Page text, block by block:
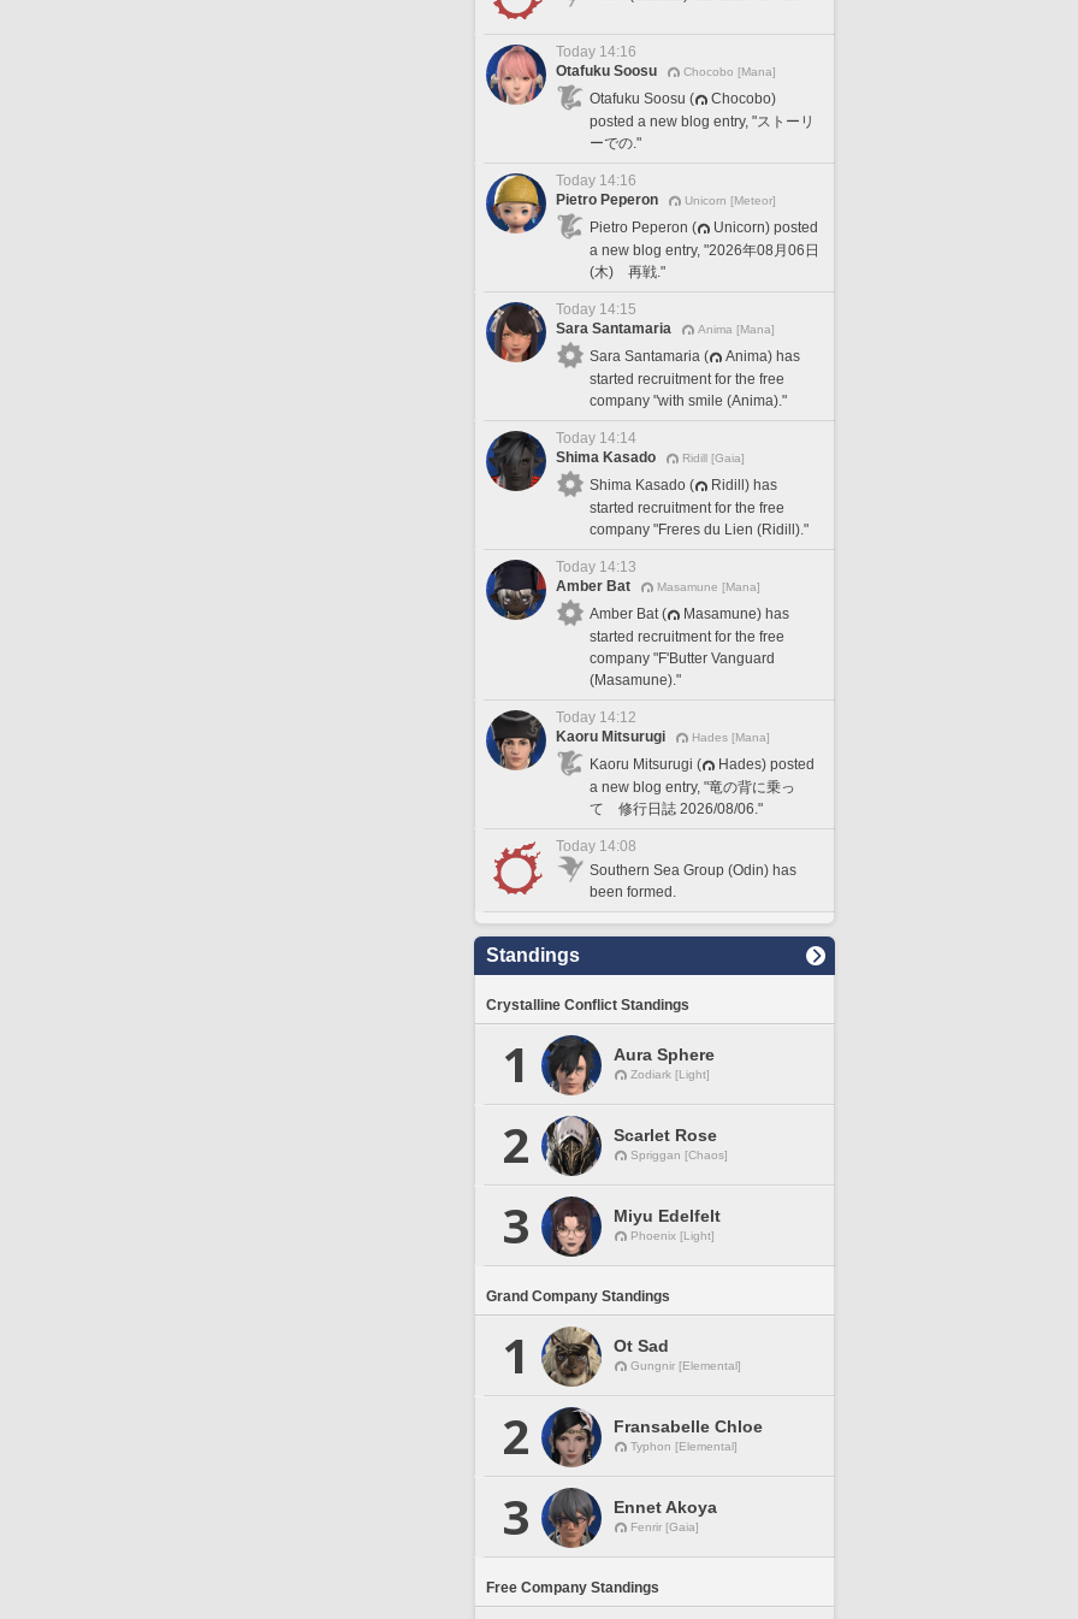
Today 14:16
Otafuku Soosu
Chocobo [Mana]
Otafuku Soosu (
Chocobo)
posted a new blog entry, "ストーリ
ーでの."
Today 14:16
Pietro Peperon
Unicorn [Meteor]
Pietro Peperon (
Unicorn) posted
a new blog entry, "2026年08月06日
(木) 再戦."
Today 14:15
Sara Santamaria
Anima [Mana]
Sara Santamaria (
Anima) has
started recruitment for the free
company "with smile (Anima)."
Today 14:14
Shima Kasado
Ridill [Gaia]
Shima Kasado (
Ridill) has
started recruitment for the free
company "Freres du Lien (Ridill)."
Today 14:13
Amber Bat
Masamune [Mana]
Amber Bat (
Masamune) has
started recruitment for the free
company "F'Butter Vanguard
(Masamune)."
Today 14:12
Kaoru Mitsurugi
Hades [Mana]
Kaoru Mitsurugi (
Hades) posted
a new blog entry, "竜の背に乗っ
て 修行日誌 2026/08/06."
Today 14:08
Southern Sea Group (Odin) has
been formed.
Standings
Crystalline Conflict Standings
1 Aura Sphere
Zodiark [Light]
2 Scarlet Rose
Spriggan [Chaos]
3 Miyu Edelfelt
Phoenix [Light]
Grand Company Standings
1 Ot Sad
Gungnir [Elemental]
2 Fransabelle Chloe
Typhon [Elemental]
3 Ennet Akoya
Fenrir [Gaia]
Free Company Standings